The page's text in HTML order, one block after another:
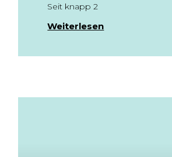
Seit knapp 2
Weiterlesen